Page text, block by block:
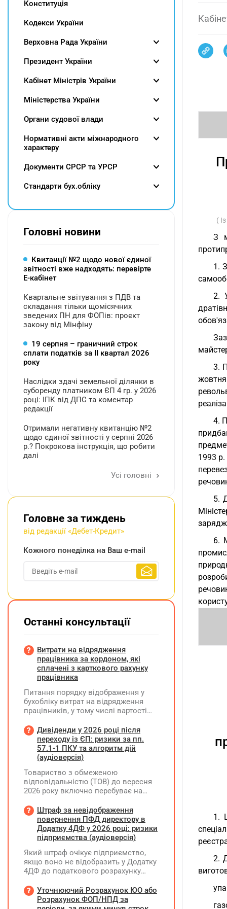
(
З
1.
2.
3.
4.
1993 р.
5.
6.
1.
2.
Конституція
Кодекси України
Верховна Рада України
Президент України
Кабінет Міністрів України
Міністерства України
Органи судової влади
Нормативні акти міжнародного
характеру
Документи СРСР та УРСР
Cтандарти бух.обліку
Головні новини
Квитанції №2 щодо нової єдиної
звітності вже надходять: перевірте
Е-кабінет
Квартальне звітування з ПДВ та
складання тільки щомісячних
зведених ПН для ФОПів: проєкт
закону від Мінфіну
19 серпня – граничний строк
сплати податків за ІI квартал 2026
року
Наслідки здачі земельної ділянки в
суборенду платником ЄП 4 гр. у 2026
році: ІПК від ДПС та коментар
редакції
Отримали негативну квитанцію №2
щодо єдиної звітності у серпні 2026
р.? Покрокова інструкція, що робити
далі
Усі головні
Головне за тиждень
від редакції «Дебет-Кредит»
Кожного понеділка на Ваш e-mail
Останні консультації
Витрати на відрядження
працівника за кордоном, які
сплачені з карткового рахунку
працівника
Питання порядку відображення у
бухобліку витрат на відрядження
працівників, у тому числі вартості
карткового рахунку працівника та
підтвердження таких операцій
первинними документами, належать
до компетенції Мінфіну
Дивіденди у 2026 році після
переходу із ЄП: ризики за пп.
57.1-1 ПКУ та алгоритм дій
(аудіоверсія)
Товариство з обмеженою
відповідальністю (ТОВ) до вересня
2026 року включно перебуває на
(єдиний податок, 3 група, ставка 5%,
неплатник ПДВ). З 1 жовтня 2026
року підприємство переходить на
загальну систему оподаткування
прибуток). За результатами
діяльності у періоді 2024–2025 років
(під час перебування на спрощеній
чистий прибуток, сума
нерозподіленого прибутку в балансі
Штраф за невідображення
повернення ПФД директору в
Додатку 4ДФ у 2026 році: ризики
підприємства (аудіоверсія)
Який штраф очікує підприємство,
якщо воно не відобразить у Додатку
4ДФ до податкового розрахунку
допомоги (ПФД) директору?
Уточнюючий Розрахунок ЮО або
Розрахунок ФОП/НПД за